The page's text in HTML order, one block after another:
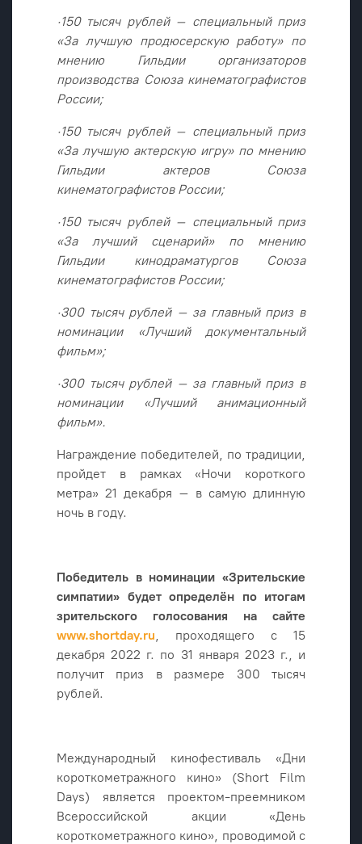
·150 тысяч рублей – специальный приз
«За лучшую продюсерскую работу» по
мнению Гильдии организаторов
производства Союза кинематографистов
России;
·150 тысяч рублей – специальный приз
«За лучшую актерскую игру» по мнению
Гильдии актеров Союза
кинематографистов России;
·150 тысяч рублей – специальный приз
«За лучший сценарий» по мнению
Гильдии кинодраматургов Союза
кинематографистов России;
·300 тысяч рублей – за главный приз в
номинации «Лучший документальный
фильм»;
·300 тысяч рублей – за главный приз в
номинации «Лучший анимационный
фильм».
Награждение победителей, по традиции,
пройдет в рамках «Ночи короткого
метра» 21 декабря – в самую длинную
ночь в году.
Победитель в номинации «Зрительские
симпатии» будет определён по итогам
зрительского голосования на сайте
www.shortday.ru, проходящего с 15
декабря 2022 г. по 31 января 2023 г., и
получит приз в размере 300 тысяч
рублей.
Международный кинофестиваль «Дни
короткометражного кино» (Short Film
Days) является проектом-преемником
Всероссийской акции «День
короткометражного кино», проводимой с